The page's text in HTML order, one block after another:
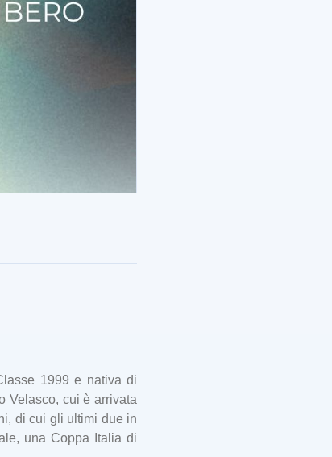
1999 e nativa di
Velasco, cui è arrivata
di cui gli ultimi due in
una Coppa Italia di